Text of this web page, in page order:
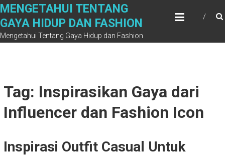
Skip
content
MENGETAHUI TENTANG
GAYA HIDUP DAN FASHION
Mengetahui Tentang Gaya Hidup dan Fashion
Tag: Inspirasikan Gaya dari
Influencer dan Fashion Icon
Inspirasi Outfit Casual Untuk